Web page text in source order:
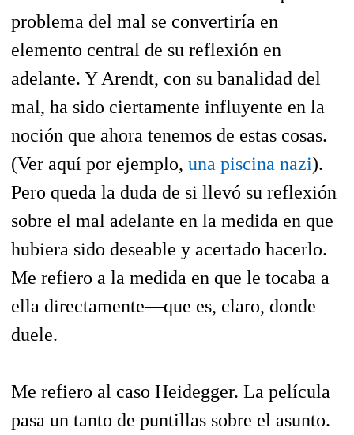
problema del mal se convertiría en
elemento central de su reflexión en
adelante. Y Arendt, con su banalidad del
mal, ha sido ciertamente influyente en la
noción que ahora tenemos de estas cosas.
(Ver aquí por ejemplo, una piscina nazi).
Pero queda la duda de si llevó su reflexión
sobre el mal adelante en la medida en que
hubiera sido deseable y acertado hacerlo.
Me refiero a la medida en que le tocaba a
ella directamente—que es, claro, donde
duele.
Me refiero al caso Heidegger. La película
pasa un tanto de puntillas sobre el asunto.